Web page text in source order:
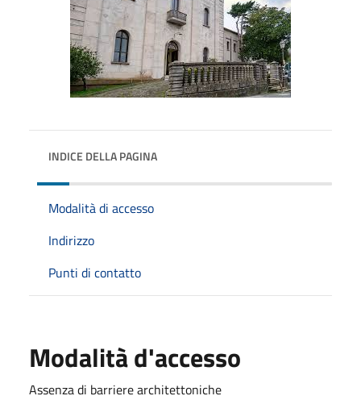
INDICE DELLA PAGINA
Modalità di accesso
Indirizzo
Punti di contatto
Modalità d'accesso
Assenza di barriere architettoniche